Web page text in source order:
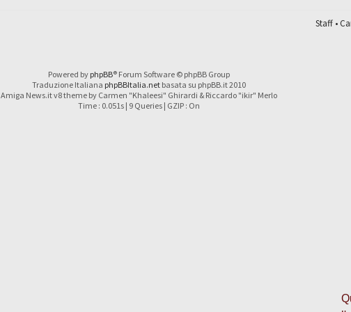
Staff•
Powered by phpBB® Forum Software © phpBB Group
Traduzione Italiana phpBBItalia.netbasata su phpBB.it 2010
Amiga News.it v8 theme by Carmen "Khaleesi" Ghirardi & Riccardo "ikir" Merlo
Time : 0.051s | 9 Queries | GZIP : On